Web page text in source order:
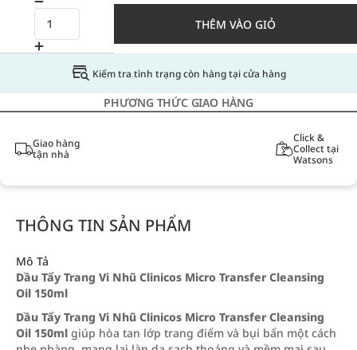
THÊM VÀO GIỎ
Kiểm tra tình trạng còn hàng tại cửa hàng
PHƯƠNG THỨC GIAO HÀNG
Giao hàng
tận nhà
Click &
Collect tại
Watsons
THÔNG TIN SẢN PHẨM
Mô Tả
Dầu Tẩy Trang Vi Nhũ Clinicos Micro Transfer Cleansing
Oil 150ml
Dầu Tẩy Trang Vi Nhũ Clinicos Micro Transfer Cleansing
Oil 150ml giúp hòa tan lớp trang điểm và bụi bẩn một cách